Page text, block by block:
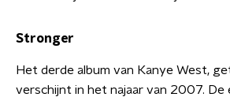
Stronger
Het derde album van Kanye West,
verschijnt in het najaar van 2007. De